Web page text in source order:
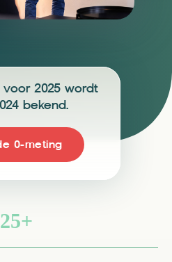
2025 wordt
bekend.
0-meting
25+